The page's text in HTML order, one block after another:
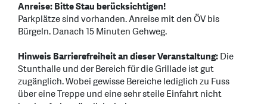
Anreise: Bitte Stau berücksichtigen!
Parkplätze sind vorhanden. Anreise mit den ÖV bis
Bürgeln. Danach 15 Minuten Gehweg.
Hinweis Barrierefreiheit an dieser Veranstaltung:Die
Stunthalle und der Bereich für die Grillade ist gut
zugänglich. Wobei gewisse Bereiche lediglich zu Fuss
über eine Treppe und eine sehr steile Einfahrt nicht